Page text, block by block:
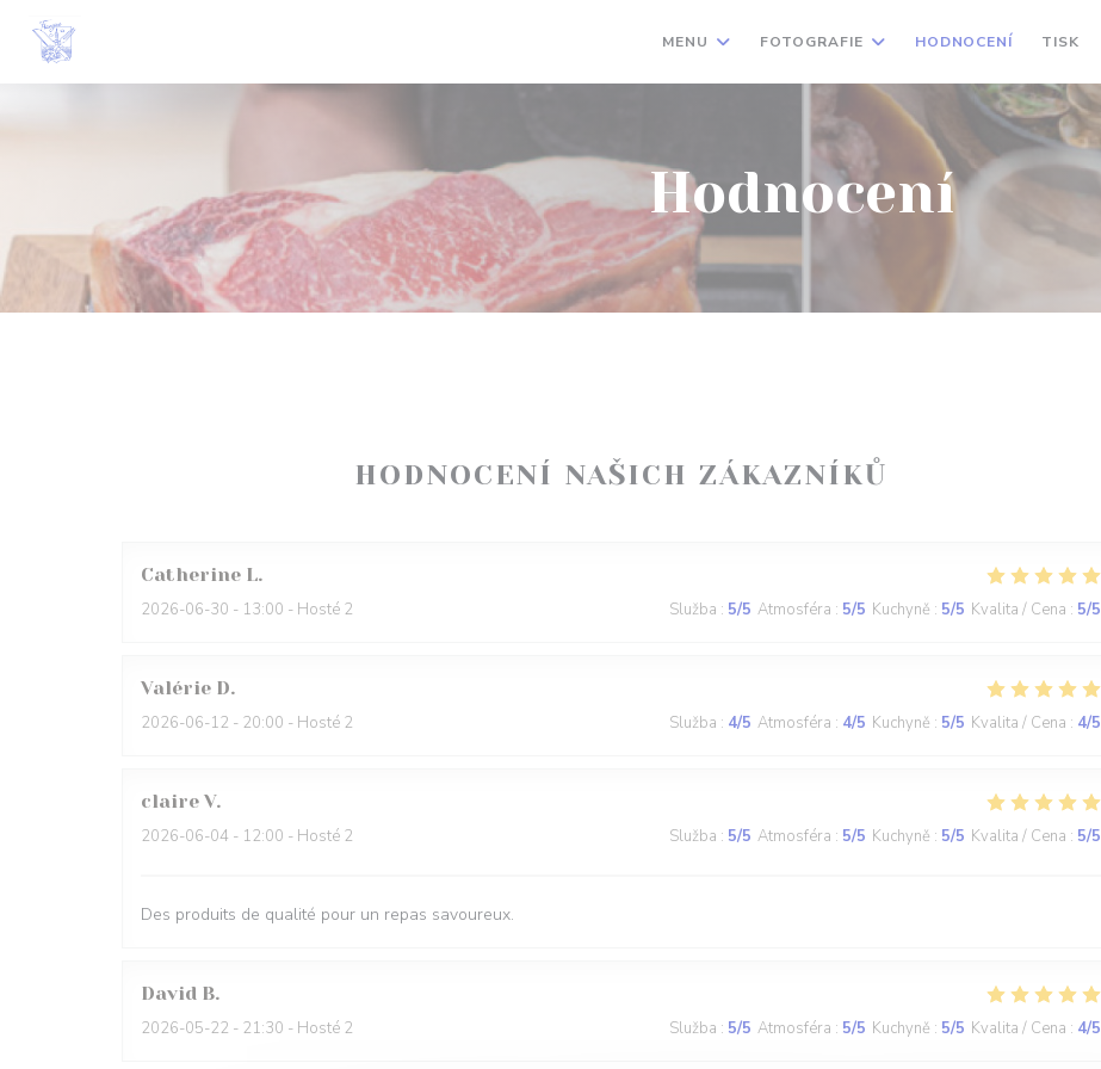
Panel pro správu cookies
MENU FOTOGRAFIE HODNOCENÍ TISK
Hodnocení
HODNOCENÍ NAŠICH ZÁKAZNÍKŮ
Catherine L
2026-06-30 - 13:00 - Hosté 2 Služba : 5/5 Atmosféra : 5/5 Kuchyně : 5/5 Kvalita / Cena : 5/5
Valérie D
2026-06-12 - 20:00 - Hosté 2 Služba : 4/5 Atmosféra : 4/5 Kuchyně : 5/5 Kvalita / Cena : 4/5
claire V
2026-06-04 - 12:00 - Hosté 2 Služba : 5/5 Atmosféra : 5/5 Kuchyně : 5/5 Kvalita / Cena : 5/5
Des produits de qualité pour un repas savoureux.
David B
2026-05-22 - 21:30 - Hosté 2 Služba : 5/5 Atmosféra : 5/5 Kuchyně : 5/5 Kvalita / Cena : 4/5